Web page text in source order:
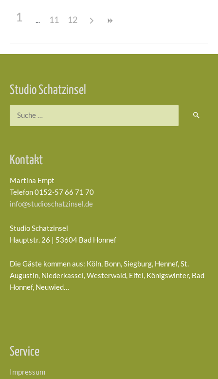
1 11 12
Studio Schatzinsel
Kontakt
Martina Empt
Telefon 0152-57 66 71 70
info@studioschatzinsel.de
Studio Schatzinsel
Hauptstr. 26 | 53604 Bad Honnef
Die Gäste kommen aus: Köln, Bonn, Siegburg, Hennef, St.
Augustin, Niederkassel, Westerwald, Eifel, Königswinter, Bad
Honnef, Neuwied…
Service
Impressum